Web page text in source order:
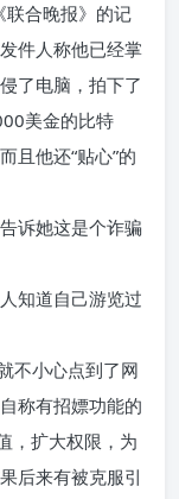
合晚报》的记
件人称他已经掌
了电脑，拍下了
美金的比特
且他还“贴心”的
诉她这是个诈骗
知道自己游览过
不小心点到了网
称有招嫖功能的
，扩大权限，为
后来有被克服引